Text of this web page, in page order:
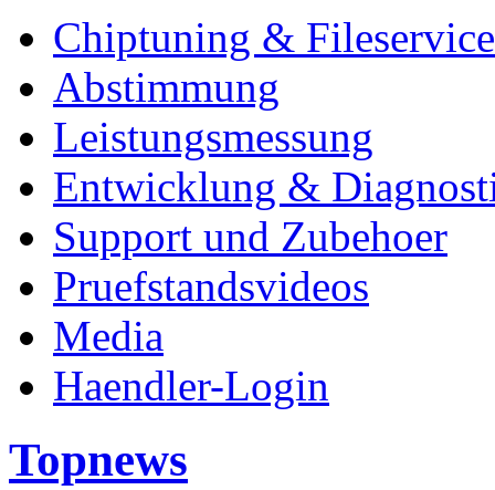
Chiptuning & Fileservice
Abstimmung
Leistungsmessung
Entwicklung &
Support und Zubehoer
Pruefstandsvideos
Media
Haendler-Login
Topnews